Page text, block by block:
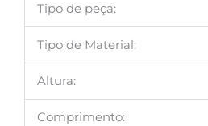
Tipo de peça:
Tipo de Material:
Altura:
Comprimento: